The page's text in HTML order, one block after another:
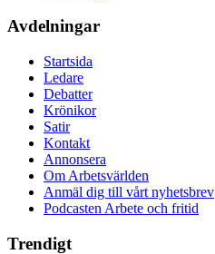
Avdelningar
Startsida
Ledare
Debatter
Krönikor
Satir
Kontakt
Annonsera
Om Arbetsvärlden
Anmäl dig till vårt nyhetsbrev
Podcasten Arbete och fritid
Trendigt